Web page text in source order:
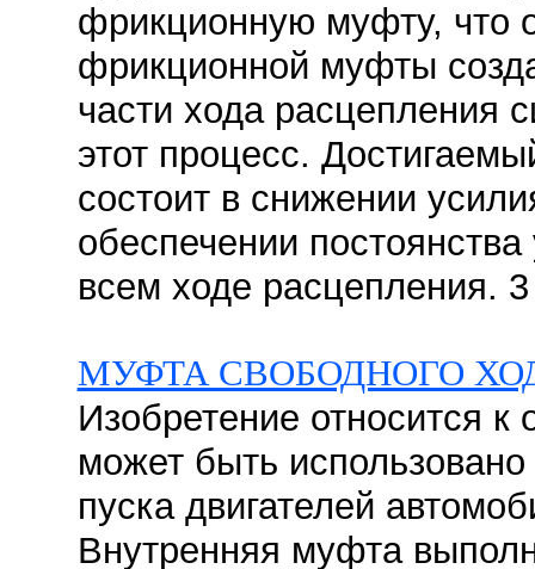
фрикционную муфту, что
фрикционной муфты
части хода расцепления
этот процесс.
состоит в снижении
обеспечении
всем ходе расцепления.
МУФТА СВОБОДНОГО
Изобретение относится
может быть
пуска двигателей
Внутренняя муфта